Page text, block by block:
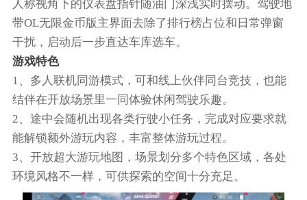
人称视角下的仪表盘指针随油门深浅实时摆动。驾驶地
带OL无限金币版主界面去除了排行榜占位和日常弹窗
干扰，启动后一步直达车库选车。
游戏特色
1、多人联机同游模式，可和线上伙伴同台竞技，也能
结伴在开放场景里一同体验休闲驾驶乐趣。
2、途中会随机出现各类行驶小任务，完成对应要求就
能解锁额外游玩内容，丰富整体游玩过程。
3、开放超大游玩地图，场景划分多个特色区域，各处
环境风格不一样，可供探索的空间十分充足。